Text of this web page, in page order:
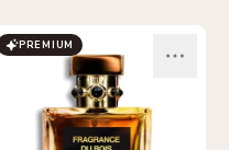
PREMIUM